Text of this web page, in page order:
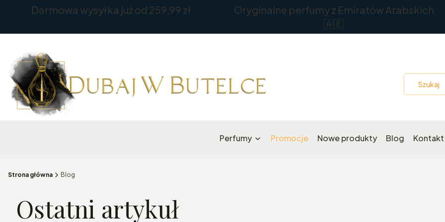
Darmowa wysyłka już od 259,99 zł
Oryginalne perfumy z Emiratów Arabskich
🇦🇪
Perfumy Promocje Nowe produkty Blog Kontakt
Strona główna Blog
Ostatni artykuł